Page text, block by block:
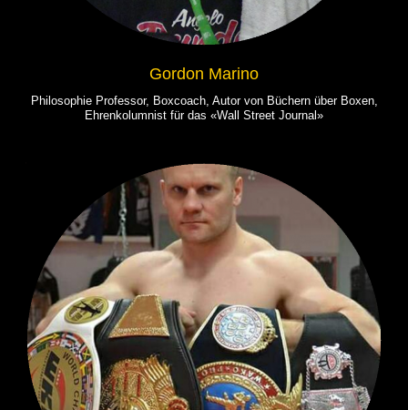
Gordon Marino
Philosophie Professor, Boxcoach, Autor von Büchern über Boxen,
Ehrenkolumnist für das «Wall Street Journal»